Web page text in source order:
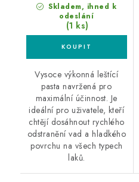
Skladem, ihned k
odeslání
(1 ks)
Vysoce výkonná leštící
pasta navržená pro
maximální účinnost. Je
ideální pro uživatele, kteří
chtějí dosáhnout rychlého
odstranění vad a hladkého
povrchu na všech typech
laků.